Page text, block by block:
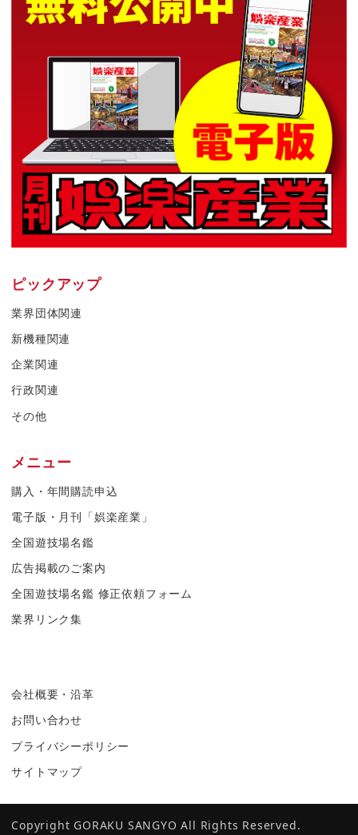
ピックアップ
業界団体関連
新機種関連
企業関連
行政関連
その他
メニュー
購入・年間購読申込
電子版・月刊「娯楽産業」
全国遊技場名鑑
広告掲載のご案内
全国遊技場名鑑 修正依頼フォーム
業界リンク集
会社概要・沿革
お問い合わせ
プライバシーポリシー
サイトマップ
Copyright GORAKU SANGYO All Rights Reserved.